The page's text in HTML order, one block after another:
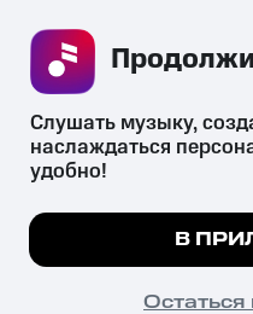
СКАЧАТЬ
психотропных веществ, их
их незаконный оборот
законодательством
© 2026 ООО «КИОН».
Мы используем куки,
Подробнее
Слушать музыку,
наслаждаться
удобно!
В
Остаться